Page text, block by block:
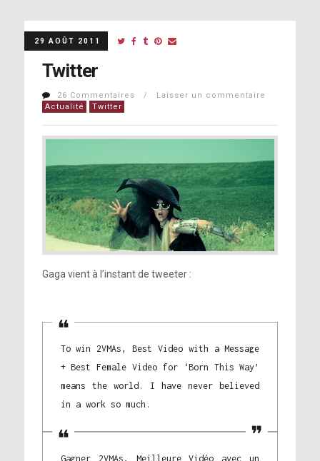
29 AOÛT 2011
Twitter
26 Commentaires / Laisser un commentaire
Actualité
Twitter
Gaga vient à l’instant de tweeter :
To win 2VMAs, Best Video with a Message
+ Best Female Video for ‘Born This Way’
means the world. I have never believed
in a work so much.
Gagner 2VMAs, Meilleure Vidéo avec un